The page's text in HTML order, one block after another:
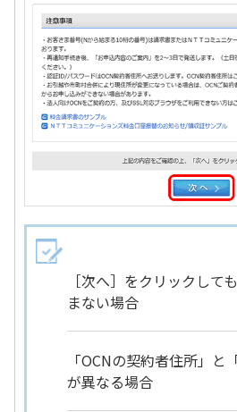
［次へ］をクリックして
まない場合
「OCNの契約者住所」と
が異なる場合